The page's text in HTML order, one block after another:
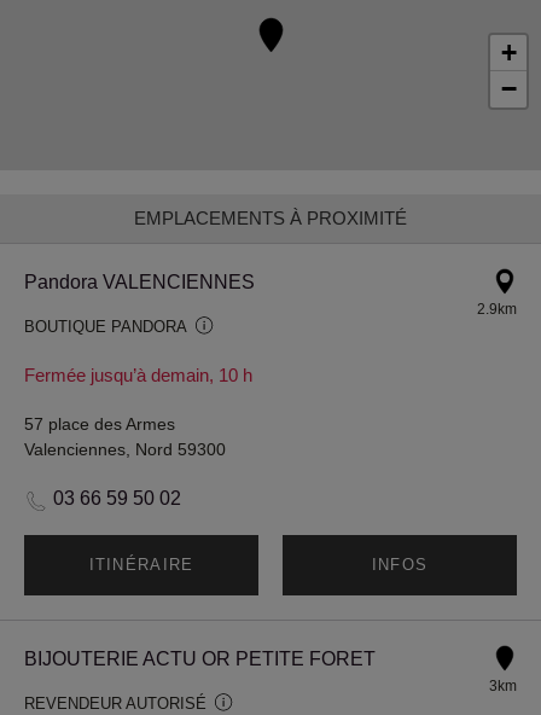
+
−
EMPLACEMENTS À PROXIMITÉ
Pandora VALENCIENNES
BOUTIQUE PANDORA
Fermée jusqu’à demain, 10 h
2.9km
57 place des Armes
Valenciennes, Nord 59300
03 66 59 50 02
ITINÉRAIRE INFOS
BIJOUTERIE ACTU OR PETITE FORET
REVENDEUR AUTORISÉ
3km